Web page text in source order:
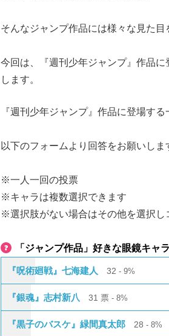
そんなジャンプ作品には様々な見た目
今回は、『週刊少年ジャンプ』作品
します。
『週刊少年ジャンプ』作品に登場す
以下のフォームより回答をお願いしま
※一人一回の投票
※キャラは複数選択できます
※選択肢がない場合はその他を選択し
「ジャンプ作品」好きな眼鏡キャ
『呪術廻戦』七海建人 32 9%
『銀魂』志村新八 31 票 8%
『黒子のバスケ』緑間真太郎 28 8%